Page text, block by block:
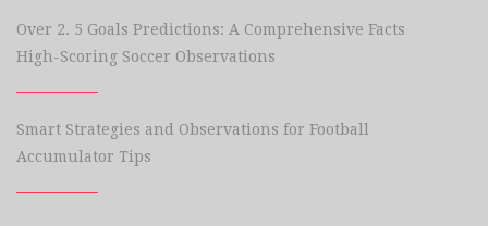
Over 2. 5 Goals Predictions: A Comprehensive Facts
High-Scoring Soccer Observations
Smart Strategies and Observations for Football
Accumulator Tips